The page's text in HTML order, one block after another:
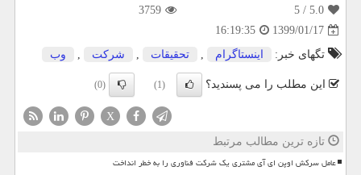
5.0
/ 5
3759
1399/01/17
16:19:35
تگهای خبر:
اینستاگرام , تحقیقات , شركت , وب
این مطلب را می پسندید؟ (1)
(0)
X
تازه ترین مطالب مرتبط
عامل سرکش اوپن ای آی مشتری یک شرکت فناوری را به خطر انداخت